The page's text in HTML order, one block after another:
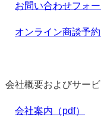
お問い合わせフォ
オンライン商談予
会社概要およびサービ
会社案内（pdf）